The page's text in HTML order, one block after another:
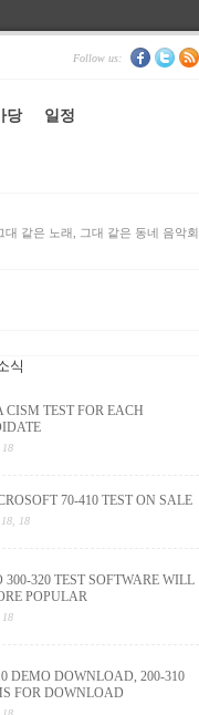
Follow us:
당 일정
대 같은 노래, 그대 같은 동네 음악회
식
CISM TEST FOR EACH
18
70-410 TEST ON SALE
18, 18
300-320 TEST SOFTWARE WILL
POPULAR
18
DEMO DOWNLOAD, 200-310
FOR DOWNLOAD